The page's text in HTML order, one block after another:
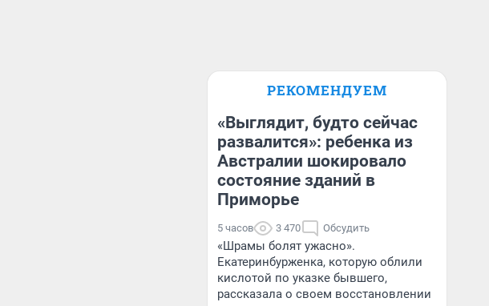
РЕКОМЕНДУЕМ
«Выглядит, будто сейчас
развалится»: ребенка из
Австралии шокировало
состояние зданий в
Приморье
5 часов 3 470 Обсудить
«Шрамы болят ужасно».
Екатеринбурженка, которую облили
кислотой по указке бывшего,
рассказала о своем восстановлении